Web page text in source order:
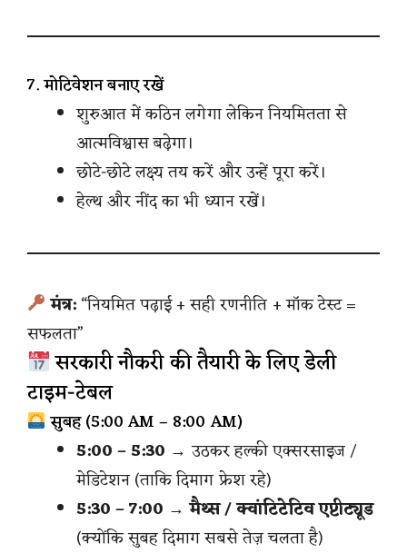
7. मोटिवेशन बनाए रखें
शुरुआत में कठिन लगेगा लेकिन नियमितता से
आत्मविश्वास बढ़ेगा।
छोटे-छोटे लक्ष्य तय करें और उन्हें पूरा करें।
हेल्थ और नींद का भी ध्यान रखें।
मंत्र:“नियमित पढ़ाई + सही रणनीति + मॉक टेस्ट =
सफलता”
सरकारी नौकरी की तैयारी के लिए डेली
टाइम-टेबल
सुबह (5:00 AM – 8:00 AM)
5:00 – 5:30 → उठकर हल्की एक्सरसाइज /
मेडिटेशन (ताकि दिमाग फ्रेश रहे)
5:30 – 7:00 →मैथ्स / क्वांटिटेटिव एप्टीट्यूड
(क्योंकि सुबह दिमाग सबसे तेज़ चलता है)